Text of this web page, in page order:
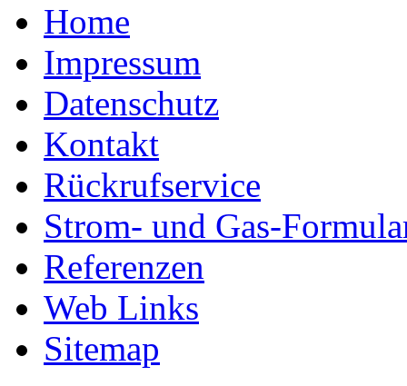
Home
Impressum
Datenschutz
Kontakt
Rückrufservice
Strom- und Gas-
Referenzen
Web Links
Sitemap